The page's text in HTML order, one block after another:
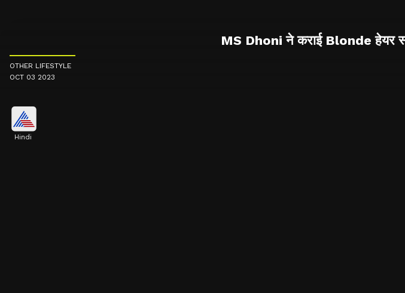
MS Dhoni ने कराई Blonde हेयर
OTHER LIFESTYLE
OCT 03 2023
Hindi